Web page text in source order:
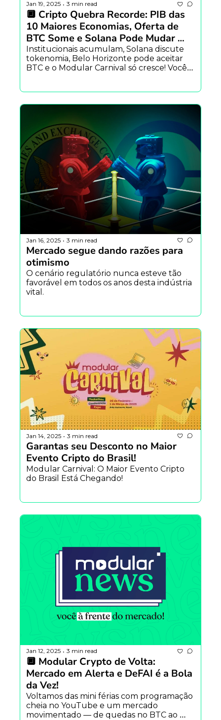
Jan 19, 2025 • 3 min read
🔲 Cripto Quebra Recorde: PIB das
10 Maiores Economias, Oferta de
BTC Some e Solana Pode Mudar
Tudo! 🚀
Institucionais acumulam, Solana discute
tokenomia, Belo Horizonte pode aceitar
BTC e o Modular Carnival só cresce! Você
Jan 16, 2025 • 3 min read
Mercado segue dando razões para
otimismo
O cenário regulatório nunca esteve tão
favorável em todos os anos desta indústria
vital.
Jan 14, 2025 • 3 min read
Garantas seu Desconto no Maior
Evento Cripto do Brasil!
Modular Carnival: O Maior Evento Cripto
Jan 12, 2025 • 3 min read
🔲 Modular Crypto de Volta:
Mercado em Alerta e DeFAI é a Bola
da Vez!
Voltamos das mini férias com programação
cheia no YouTube e um mercado
movimentado — de quedas no BTC ao